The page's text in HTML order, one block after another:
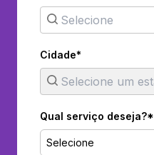
Cidade*
Qual serviço deseja?*
Selecione